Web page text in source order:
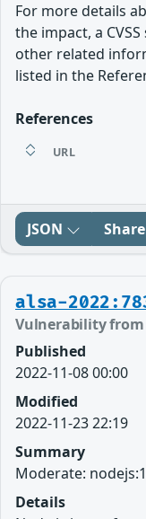
For more details
the impact, a
other related
listed in the
References
URL
JSON Share
alsa-
Vulnerability
Published
2022-11-08 00:00
Modified
2022-11-23 22:19
Summary
Moderate:
Details